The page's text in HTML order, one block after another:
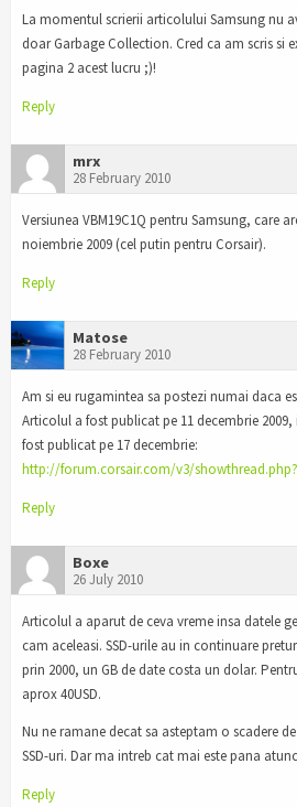
La momentul scrierii articolului Samsung nu
doar Garbage Collection. Cred ca am scris si
pagina 2 acest lucru ;)!
Reply
mrx
28 February 2010
Versiunea VBM19C1Q pentru Samsung, care
noiembrie 2009 (cel putin pentru Corsair).
Reply
Matose
28 February 2010
Am si eu rugamintea sa postezi numai daca
Articolul a fost publicat pe 11 decembrie
fost publicat pe 17 decembrie:
http://forum.corsair.com/v3/
Reply
Boxe
26 July 2010
Articolul a aparut de ceva vreme insa datele
cam aceleasi. SSD-urile au in continuare
prin 2000, un GB de date costa un dolar.
aprox 40USD.
Nu ne ramane decat sa asteptam o scadere
SSD-uri. Dar ma intreb cat mai este pana
Reply